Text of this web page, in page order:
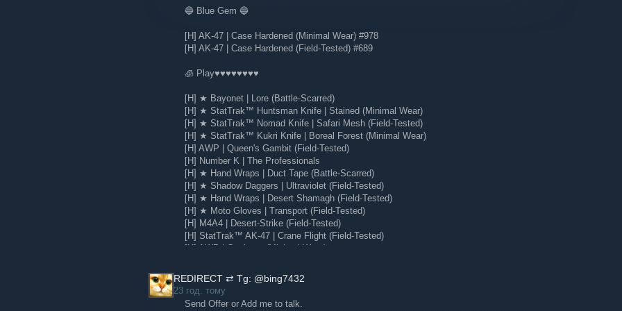
Почніть переглядати чергу знахідок зі сторінки, на якій ви знаходитесь.
Простіший вигляд основної інформації про кожну гру, щоб ви одразу зрозуміли, про що
вона.
🔵 Blue Gem 🔵
[H] AK-47 | Case Hardened (Minimal Wear) #978
[H] AK-47 | Case Hardened (Field-Tested) #689
🧊 Play♥♥♥♥♥♥♥♥
[H] ★ Bayonet | Lore (Battle-Scarred)
[H] ★ StatTrak™ Huntsman Knife | Stained (Minimal Wear)
[H] ★ StatTrak™ Nomad Knife | Safari Mesh (Field-Tested)
[H] ★ StatTrak™ Kukri Knife | Boreal Forest (Minimal Wear)
[H] AWP | Queen's Gambit (Field-Tested)
[H] Number K | The Professionals
[H] ★ Hand Wraps | Duct Tape (Battle-Scarred)
[H] ★ Shadow Daggers | Ultraviolet (Field-Tested)
[H] ★ Hand Wraps | Desert Shamagh (Field-Tested)
[H] ★ Moto Gloves | Transport (Field-Tested)
[H] M4A4 | Desert-Strike (Field-Tested)
[H] StatTrak™ AK-47 | Crane Flight (Field-Tested)
[H] AWP | Corticera (Minimal Wear)
REDIRECT ⇄ Tg: @bing7432
23 год. тому
Send Offer or Add me to talk.